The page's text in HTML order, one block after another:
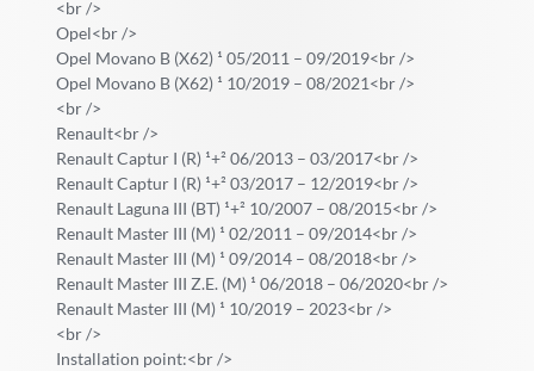
<br />
Opel<br />
Opel Movano B (X62) ¹ 05/2011 – 09/2019<br />
Opel Movano B (X62) ¹ 10/2019 – 08/2021<br />
<br />
Renault<br />
Renault Captur I (R) ¹+² 06/2013 – 03/2017<br />
Renault Captur I (R) ¹+² 03/2017 – 12/2019<br />
Renault Laguna III (BT) ¹+² 10/2007 – 08/2015<br />
Renault Master III (M) ¹ 02/2011 – 09/2014<br />
Renault Master III (M) ¹ 09/2014 – 08/2018<br />
Renault Master III Z.E. (M) ¹ 06/2018 – 06/2020<br />
Renault Master III (M) ¹ 10/2019 – 2023<br />
<br />
Installation point:<br />